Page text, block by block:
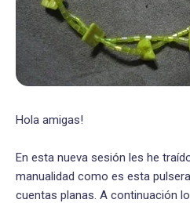
Hola amigas!
En esta nueva sesión les he
manualidad como es esta
cuentas planas. A continuación